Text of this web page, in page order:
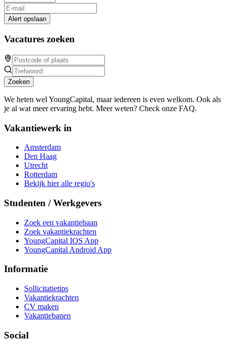
Alert opslaan
Vacatures zoeken
Zoeken
We heten wel YoungCapital, maar iedereen is even welkom. Ook als
je al wat meer ervaring hebt. Meer weten? Check onze FAQ.
Vakantiewerk in
Amsterdam
Den Haag
Utrecht
Rotterdam
Bekijk hier alle regio's
Studenten / Werkgevers
Zoek een vakantiebaan
Zoek vakantiekrachten
YoungCapital IOS App
YoungCapital Android App
Informatie
Sollicitatietips
Vakantiekrachten
CV maken
Vakantiebanen
Social